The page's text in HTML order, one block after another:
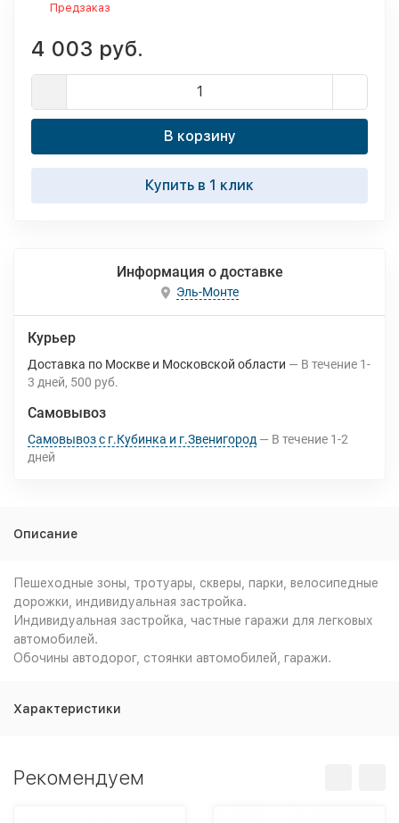
Предзаказ
4 003 руб.
В корзину
Купить в 1 клик
Информация о доставке
Эль-Монте
Курьер
Доставка по Москве и Московской области В течение 1-
3 дней 500 руб.
Самовывоз
Самовывоз с г.Кубинка и г.Звенигород В течение 1-2
дней
Описание
Пешеходные зоны, тротуары, скверы, парки, велосипедные
дорожки, индивидуальная застройка.
Индивидуальная застройка, частные гаражи для легковых
автомобилей.
Обочины автодорог, стоянки автомобилей, гаражи.
Характеристики
Рекомендуем